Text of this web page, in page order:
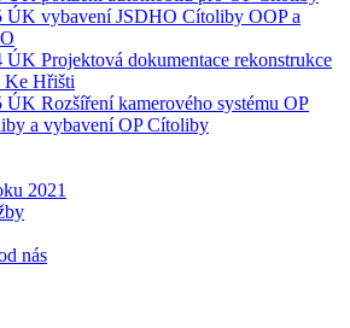
ÚK vybavení JSDHO Cítoliby OOP a
ÚK Projektová dokumentace rekonstrukce
Ke Hřišti
ÚK Rozšíření kamerového systému OP
a vybavení OP Cítoliby
2021
nás